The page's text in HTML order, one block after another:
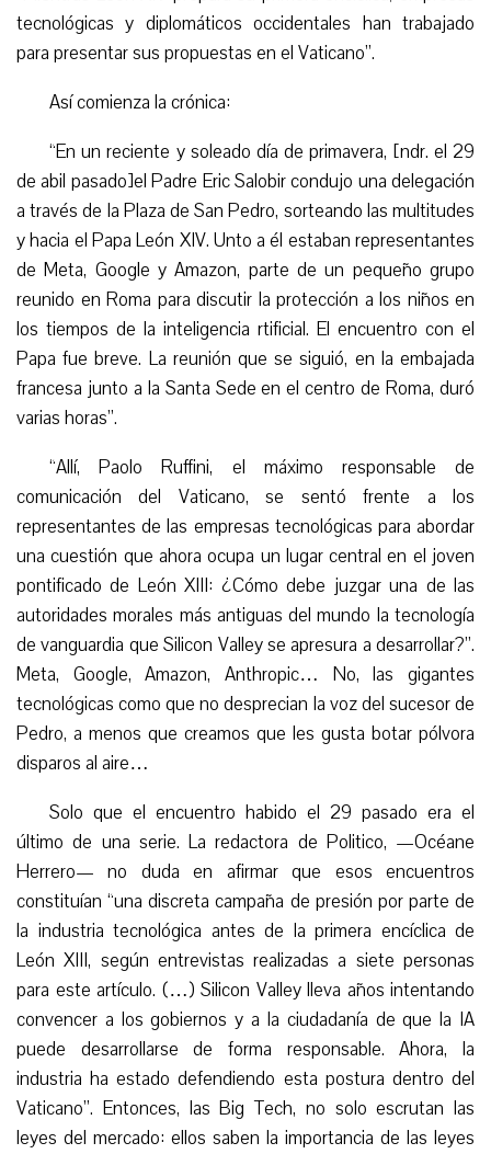
tecnológicas y diplomáticos occidentales han trabajado
para presentar sus propuestas en el Vaticano”.
Así comienza la crónica:
“En un reciente y soleado día de primavera, [ndr. el 29
de abil pasado]el Padre Eric Salobir condujo una delegación
a través de la Plaza de San Pedro, sorteando las multitudes
y hacia el Papa León XIV. Unto a él estaban representantes
de Meta, Google y Amazon, parte de un pequeño grupo
reunido en Roma para discutir la protección a los niños en
los tiempos de la inteligencia rtificial. El encuentro con el
Papa fue breve. La reunión que se siguió, en la embajada
francesa junto a la Santa Sede en el centro de Roma, duró
varias horas”.
“Allí, Paolo Ruffini, el máximo responsable de
comunicación del Vaticano, se sentó frente a los
representantes de las empresas tecnológicas para abordar
una cuestión que ahora ocupa un lugar central en el joven
pontificado de León XIII: ¿Cómo debe juzgar una de las
autoridades morales más antiguas del mundo la tecnología
de vanguardia que Silicon Valley se apresura a desarrollar?”.
Meta, Google, Amazon, Anthropic… No, las gigantes
tecnológicas como que no desprecian la voz del sucesor de
Pedro, a menos que creamos que les gusta botar pólvora
disparos al aire…
Solo que el encuentro habido el 29 pasado era el
último de una serie. La redactora de Politico, —Océane
Herrero— no duda en afirmar que esos encuentros
constituían “una discreta campaña de presión por parte de
la industria tecnológica antes de la primera encíclica de
León XIII, según entrevistas realizadas a siete personas
para este artículo. (…) Silicon Valley lleva años intentando
convencer a los gobiernos y a la ciudadanía de que la IA
puede desarrollarse de forma responsable. Ahora, la
industria ha estado defendiendo esta postura dentro del
Vaticano”. Entonces, las Big Tech, no solo escrutan las
leyes del mercado: ellos saben la importancia de las leyes